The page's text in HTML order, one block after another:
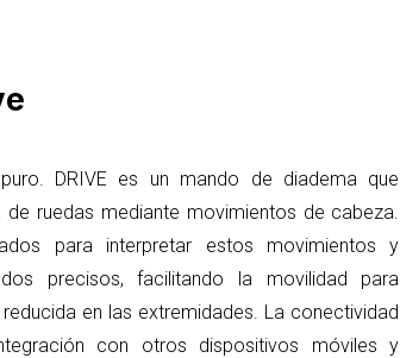
DRIVE es un mando de diadema que
ruedas mediante movimientos de cabeza.
para interpretar estos movimientos y
precisos, facilitando la movilidad para
en las extremidades. La conectividad
con otros dispositivos móviles y